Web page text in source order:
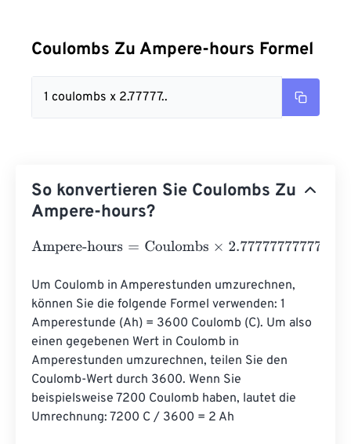
Coulombs Zu Ampere-hours Formel
1 coulombs x 2.77777..
So konvertieren Sie Coulombs Zu
Ampere-hours?
Ampere-hours=Coulombs×2.7777777777778e-4
Um Coulomb in Amperestunden umzurechnen,
können Sie die folgende Formel verwenden: 1
Amperestunde (Ah) = 3600 Coulomb (C). Um also
einen gegebenen Wert in Coulomb in
Amperestunden umzurechnen, teilen Sie den
Coulomb-Wert durch 3600. Wenn Sie
beispielsweise 7200 Coulomb haben, lautet die
Umrechnung: 7200 C / 3600 = 2 Ah